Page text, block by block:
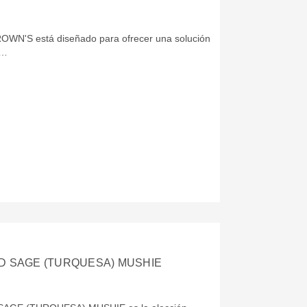
está diseñado para ofrecer una solución
SAGE (TURQUESA) MUSHIE